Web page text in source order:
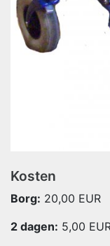
Kosten
Borg: 20,00 EUR
2 dagen: 5,00